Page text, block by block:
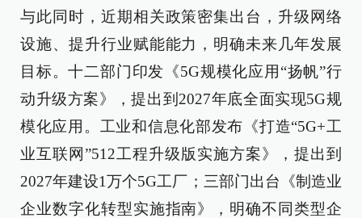
与此同时，近期相关政策密集出台，升级网络
设施、提升行业赋能能力，明确未来几年发展
目标。十二部门印发《5G规模化应用“扬帆”行
动升级方案》，提出到2027年底全面实现5G规
模化应用。工业和信息化部发布《打造“5G+工
业互联网”512工程升级版实施方案》，提出到
2027年建设1万个5G工厂；三部门出台《制造业
企业数字化转型实施指南》，明确不同类型企